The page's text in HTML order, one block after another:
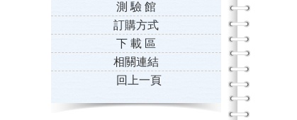
測 驗 館
訂購方式
下 載 區
相關連結
回上一頁